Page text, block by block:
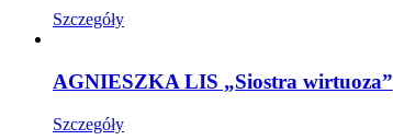
Szczegóły
AGNIESZKA LIS „Siostra wirtuoza”
Szczegóły